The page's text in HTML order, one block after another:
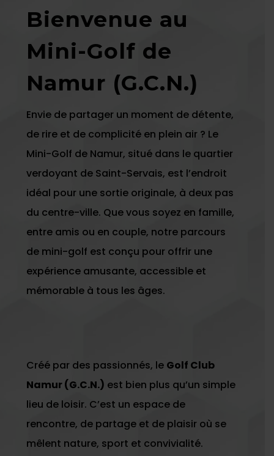
Bienvenue au
Mini-Golf de
Namur (G.C.N.)
Envie de partager un moment de détente,
de rire et de complicité en plein air ? Le
Mini-Golf de Namur, situé dans le quartier
verdoyant de Saint-Servais, est l’endroit
idéal pour une sortie originale, à deux pas
du centre-ville. Que vous soyez en famille,
entre amis ou en couple, notre parcours
de mini-golf est conçu pour offrir une
expérience amusante, accessible et
mémorable à tous les âges.
Créé par des passionnés, le Golf Club
Namur (G.C.N.) est bien plus qu’un simple
lieu de loisir. C’est un espace de
rencontre, de partage et de plaisir où se
mêlent nature, sport et convivialité.